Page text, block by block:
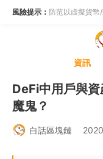
風險提示： 防范以虛擬貨幣/區
資訊
DeFi中用戶與
魔鬼？
白話區塊鏈